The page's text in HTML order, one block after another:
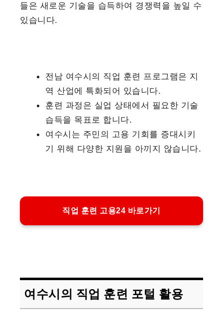
들은 새로운 기술을 습득하여 경쟁력을 높일 수
있습니다.
전남 여수시의 직업 훈련 프로그램은 지
역 산업에 특화되어 있습니다.
훈련 과정은 실업 상태에서 필요한 기술
습득을 목표로 합니다.
여수시는 주민의 고용 기회를 증대시키
기 위해 다양한 지원을 아끼지 않습니다.
직업 훈련 고용24 바로가기
여수시의 직업 훈련 포털 활용